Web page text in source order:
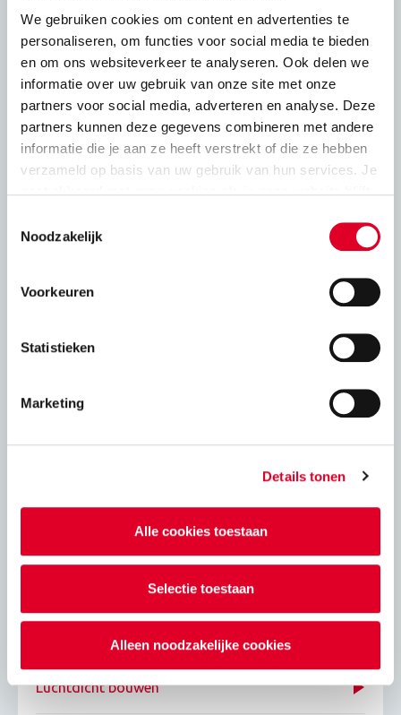
We gebruiken cookies om content en advertenties te
personaliseren, om functies voor social media te bieden
en om ons websiteverkeer te analyseren. Ook delen we
informatie over uw gebruik van onze site met onze
partners voor social media, adverteren en analyse. Deze
partners kunnen deze gegevens combineren met andere
informatie die je aan ze heeft verstrekt of die ze hebben
verzameld op basis van uw gebruik van hun services. Je
gaat akkoord met onze cookies als je onze website blijft
Noodzakelijk
Voorkeuren
Statistieken
Marketing
Details tonen
Alle cookies toestaan
Selectie toestaan
Alleen noodzakelijke cookies
Constructief
Druksterkte en rekenwaarde
Stabiliteit
Constructie kalkzandsteen en oplegging
Gewapend lijmwerk
Windbelasting op gevels
VNK statica 6.0
Adviesbladen
Eigenschapppen kalkzandsteenproducten
Luchtdicht bouwen